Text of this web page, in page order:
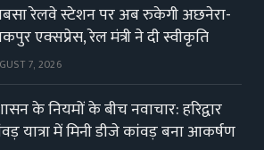
रेलवे स्टेशन पर अब रुकेगी अछनेरा-
एक्सप्रेस, रेल मंत्री ने दी स्वीकृति
7, 2026
के नियमों के बीच नवाचार: हरिद्वार
यात्रा में मिनी डीजे कांवड़ बना आकर्षण